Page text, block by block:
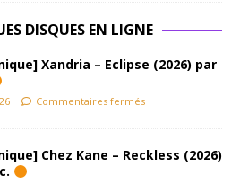
DISQUES EN LIGNE
Xandria – Eclipse (2026) par
Commentaires fermés
Chez Kane – Reckless (2026)